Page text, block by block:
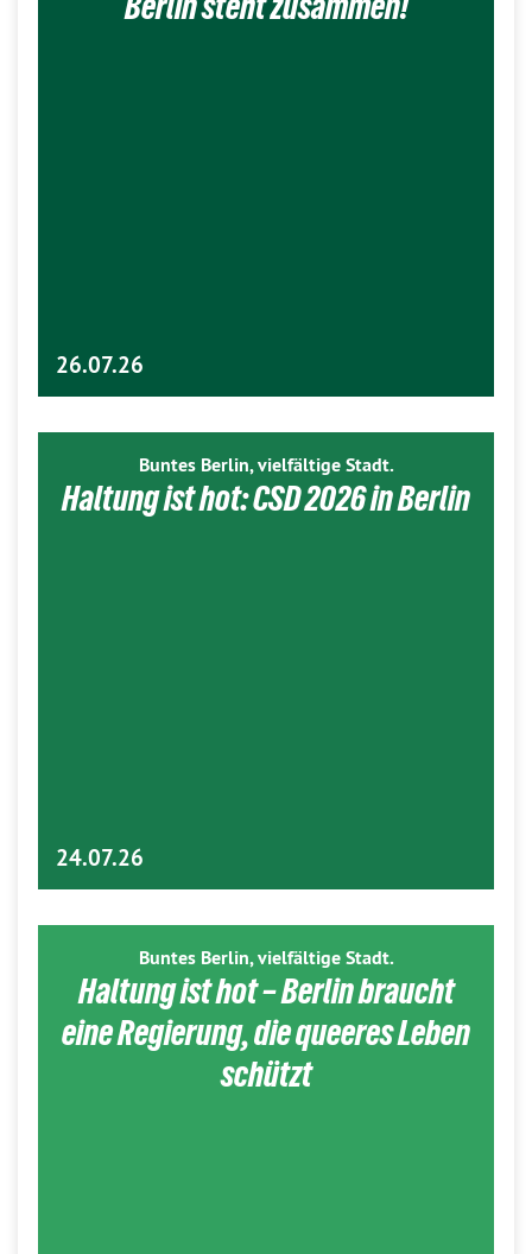
26.07.26
Buntes Berlin, vielfältige Stadt.
Haltung ist hot: CSD 2026 in Berlin
24.07.26
Buntes Berlin, vielfältige Stadt.
Haltung ist hot – Berlin braucht
eine Regierung, die queeres Leben
schützt